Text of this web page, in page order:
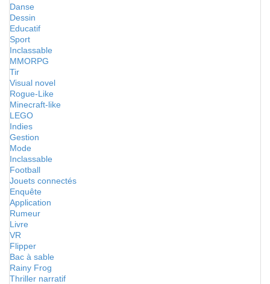
Danse
Dessin
Educatif
Sport
Inclassable
MMORPG
Tir
Visual novel
Rogue-Like
Minecraft-like
LEGO
Indies
Gestion
Mode
Inclassable
Football
Jouets connectés
Enquête
Application
Rumeur
Livre
VR
Flipper
Bac à sable
Rainy Frog
Thriller narratif